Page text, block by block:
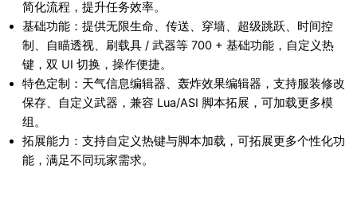
简化流程，提升任务效率。
基础功能：提供无限生命、传送、穿墙、超级跳跃、时间控
制、自瞄透视、刷载具 / 武器等 700 + 基础功能，自定义热
键，双 UI 切换，操作便捷。
特色定制：天气信息编辑器、轰炸效果编辑器，支持服装修改
保存、自定义武器，兼容 Lua/ASI 脚本拓展，可加载更多模
组。
拓展能力：支持自定义热键与脚本加载，可拓展更多个性化功
能，满足不同玩家需求。